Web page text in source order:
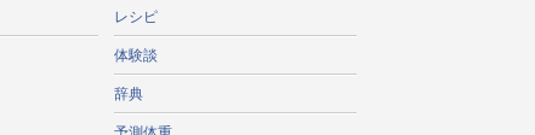
レシピ
体験談
辞典